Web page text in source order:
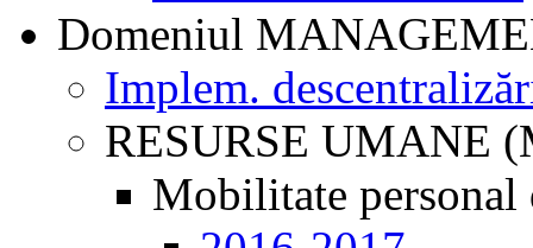
Domeniul
Implem.
RESURSE UMANE
Mobilitate personal